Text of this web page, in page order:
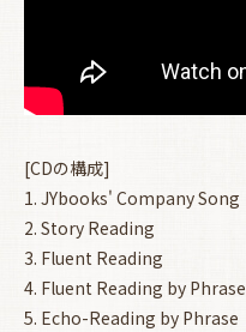
[CDの構成]
1. JYbooks' Company Song
2. Story Reading
3. Fluent Reading
4. Fluent Reading by Phrase
5. Echo-Reading by Phrase